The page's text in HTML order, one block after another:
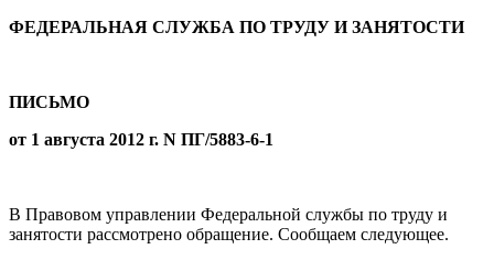
ФЕДЕРАЛЬНАЯ СЛУЖБА ПО ТРУДУ И ЗАНЯТОСТИ
ПИСЬМО
от 1 августа 2012 г. N ПГ/5883-6-1
В Правовом управлении Федеральной службы по труду и
занятости рассмотрено обращение. Сообщаем следующее.